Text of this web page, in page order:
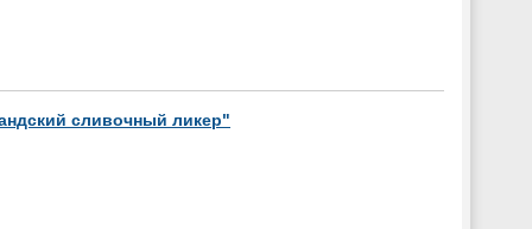
сливочный ликер"